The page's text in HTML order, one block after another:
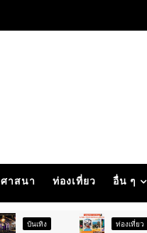
ศาสนา ท่องเที่ยว อื่น ๆ
ท่องเที่ยว